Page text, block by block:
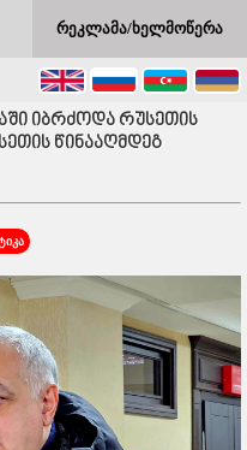
რეკლამა/ხელმოწერა
იბრძოდა რუსეთის
წინააღმდეგ